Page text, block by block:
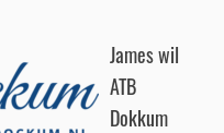
James wil
ATB
Dokkum